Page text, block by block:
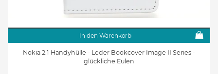
In den Warenkorb
Nokia 2.1 Handyhülle - Leder Bookcover Image II Series -
glückliche Eulen